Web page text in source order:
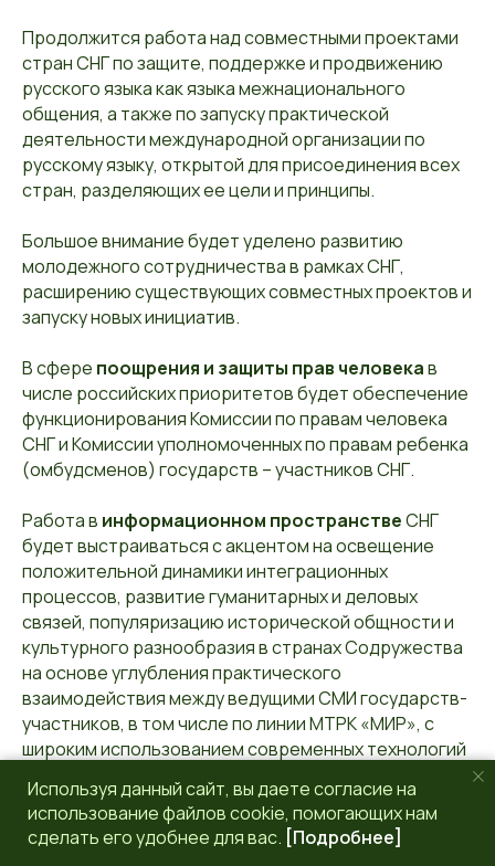
Продолжится работа над совместными проектами
стран СНГ по защите, поддержке и продвижению
русского языка как языка межнационального
общения, а также по запуску практической
деятельности международной организации по
русскому языку, открытой для присоединения всех
стран, разделяющих ее цели и принципы.
Большое внимание будет уделено развитию
молодежного сотрудничества в рамках СНГ,
расширению существующих совместных проектов и
запуску новых инициатив.
В сфере поощрения и защиты прав человекав
числе российских приоритетов будет обеспечение
функционирования Комиссии по правам человека
СНГ и Комиссии уполномоченных по правам ребенка
(омбудсменов) государств – участников СНГ.
Работа в информационном пространствеСНГ
будет выстраиваться с акцентом на освещение
положительной динамики интеграционных
процессов, развитие гуманитарных и деловых
связей, популяризацию исторической общности и
культурного разнообразия в странах Содружества
на основе углубления практического
взаимодействия между ведущими СМИ государств-
участников, в том числе по линии МТРК «МИР», с
широким использованием современных технологий
блогеров, лидеров общественного мнения.
Отдельной задачей российское председательство
Используя данный сайт, вы даете согласие на
использование файлов cookie, помогающих нам
сделать его удобнее для вас. [Подробнее]